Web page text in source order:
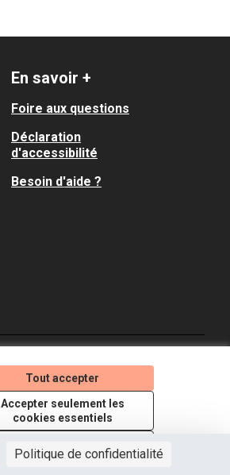
Politique de confidentialité
Tout accepter
Accepter seulement les
cookies essentiels
En savoir +
Foire aux questions
Déclaration
d'accessibilité
Besoin d'aide ?
(Lien externe)
(Lien externe)
(Lien externe)
Licence Creative
(Lien externe)